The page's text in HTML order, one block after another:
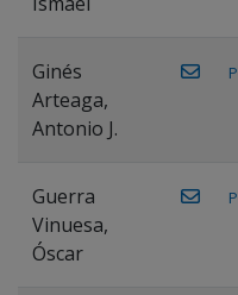
Ginés
Arteaga,
Antonio J.
Guerra
Vinuesa,
Óscar